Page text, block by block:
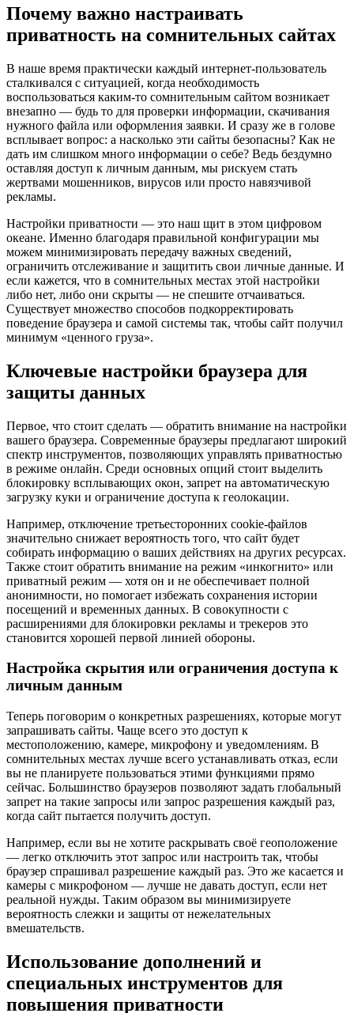
Почему важно настраивать
приватность на сомнительных сайтах
В наше время практически каждый интернет-пользователь
сталкивался с ситуацией, когда необходимость
воспользоваться каким-то сомнительным сайтом возникает
внезапно — будь то для проверки информации, скачивания
нужного файла или оформления заявки. И сразу же в голове
всплывает вопрос: а насколько эти сайты безопасны? Как не
дать им слишком много информации о себе? Ведь бездумно
оставляя доступ к личным данным, мы рискуем стать
жертвами мошенников, вирусов или просто навязчивой
рекламы.
Настройки приватности — это наш щит в этом цифровом
океане. Именно благодаря правильной конфигурации мы
можем минимизировать передачу важных сведений,
ограничить отслеживание и защитить свои личные данные. И
если кажется, что в сомнительных местах этой настройки
либо нет, либо они скрыты — не спешите отчаиваться.
Существует множество способов подкорректировать
поведение браузера и самой системы так, чтобы сайт получил
минимум «ценного груза».
Ключевые настройки браузера для
защиты данных
Первое, что стоит сделать — обратить внимание на настройки
вашего браузера. Современные браузеры предлагают широкий
спектр инструментов, позволяющих управлять приватностью
в режиме онлайн. Среди основных опций стоит выделить
блокировку всплывающих окон, запрет на автоматическую
загрузку куки и ограничение доступа к геолокации.
Например, отключение третьесторонних cookie-файлов
значительно снижает вероятность того, что сайт будет
собирать информацию о ваших действиях на других ресурсах.
Также стоит обратить внимание на режим «инкогнито» или
приватный режим — хотя он и не обеспечивает полной
анонимности, но помогает избежать сохранения истории
посещений и временных данных. В совокупности с
расширениями для блокировки рекламы и трекеров это
становится хорошей первой линией обороны.
Настройка скрытия или ограничения доступа к
личным данным
Теперь поговорим о конкретных разрешениях, которые могут
запрашивать сайты. Чаще всего это доступ к
местоположению, камере, микрофону и уведомлениям. В
сомнительных местах лучше всего устанавливать отказ, если
вы не планируете пользоваться этими функциями прямо
сейчас. Большинство браузеров позволяют задать глобальный
запрет на такие запросы или запрос разрешения каждый раз,
когда сайт пытается получить доступ.
Например, если вы не хотите раскрывать своё геоположение
— легко отключить этот запрос или настроить так, чтобы
браузер спрашивал разрешение каждый раз. Это же касается и
камеры с микрофоном — лучше не давать доступ, если нет
реальной нужды. Таким образом вы минимизируете
вероятность слежки и защиты от нежелательных
вмешательств.
Использование дополнений и
специальных инструментов для
повышения приватности